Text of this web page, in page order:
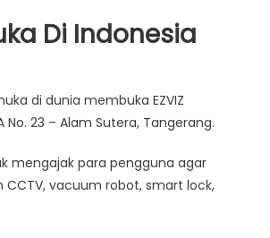
Di Indonesia
di dunia membuka EZVIZ
23 – Alam Sutera, Tangerang.
mengajak para pengguna agar
CCTV, vacuum robot, smart lock,